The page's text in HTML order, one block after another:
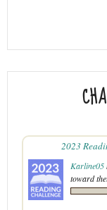
2023
Karline05
toward